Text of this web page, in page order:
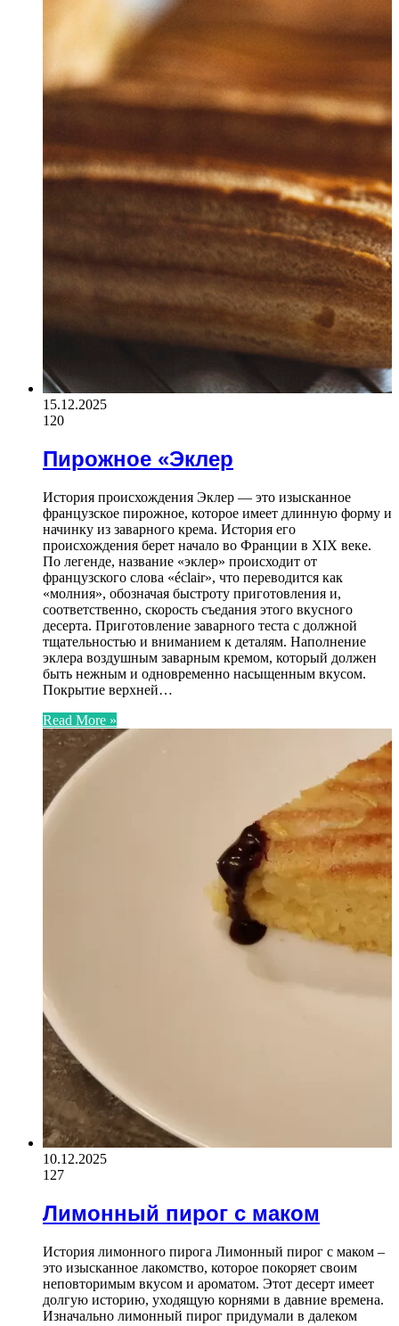
15.12.2025
120
Пирожное «Эклер
История происхождения Эклер — это изысканное
французское пирожное, которое имеет длинную форму и
начинку из заварного крема. История его
происхождения берет начало во Франции в XIX веке.
По легенде, название «эклер» происходит от
французского слова «éclair», что переводится как
«молния», обозначая быстроту приготовления и,
соответственно, скорость съедания этого вкусного
десерта. Приготовление заварного теста с должной
тщательностью и вниманием к деталям. Наполнение
эклера воздушным заварным кремом, который должен
быть нежным и одновременно насыщенным вкусом.
Покрытие верхней…
Read More »
10.12.2025
127
Лимонный пирог с маком
История лимонного пирога Лимонный пирог с маком –
это изысканное лакомство, которое покоряет своим
неповторимым вкусом и ароматом. Этот десерт имеет
долгую историю, уходящую корнями в давние времена.
Изначально лимонный пирог придумали в далеком